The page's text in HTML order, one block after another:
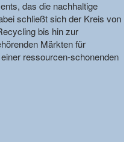
das die nachhaltige
schließt sich der Kreis von
bis hin zur
Märkten für
ressourcen-schonenden